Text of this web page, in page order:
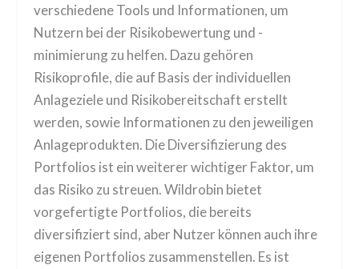
verschiedene Tools und Informationen, um
Nutzern bei der Risikobewertung und -
minimierung zu helfen. Dazu gehören
Risikoprofile, die auf Basis der individuellen
Anlageziele und Risikobereitschaft erstellt
werden, sowie Informationen zu den jeweiligen
Anlageprodukten. Die Diversifizierung des
Portfolios ist ein weiterer wichtiger Faktor, um
das Risiko zu streuen. Wildrobin bietet
vorgefertigte Portfolios, die bereits
diversifiziert sind, aber Nutzer können auch ihre
eigenen Portfolios zusammenstellen. Es ist